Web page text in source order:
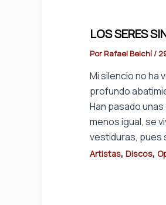
LOS SERES
Por Rafael Belchí/
Mi silencio no ha
profundo
Han pasado
menos igual, se
vestiduras, pues
Artistas, Discos,